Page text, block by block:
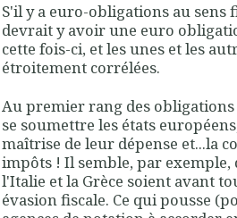
S'il y a euro-obligations au sens
devrait y avoir une euro
cette fois-ci, et les unes et les
étroitement corrélées.
Au premier rang des
se soumettre les états
maîtrise de leur dépense et...la
impôts ! Il semble, par exemple,
l'Italie et la Grèce soient avant
évasion fiscale. Ce qui pousse